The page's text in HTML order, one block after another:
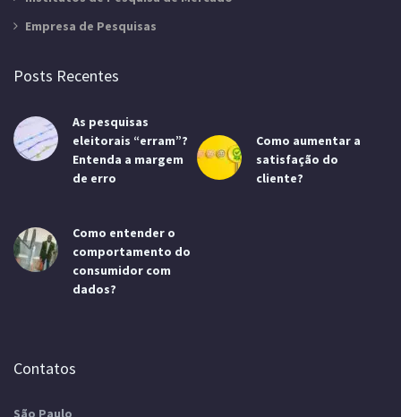
Empresa de Pesquisas
Posts Recentes
As pesquisas
eleitorais “erram”?
Entenda a margem
de erro
Como aumentar a
satisfação do
cliente?
Como entender o
comportamento do
consumidor com
dados?
Contatos